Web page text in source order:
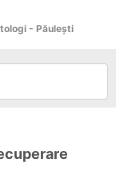
- Păuleşti